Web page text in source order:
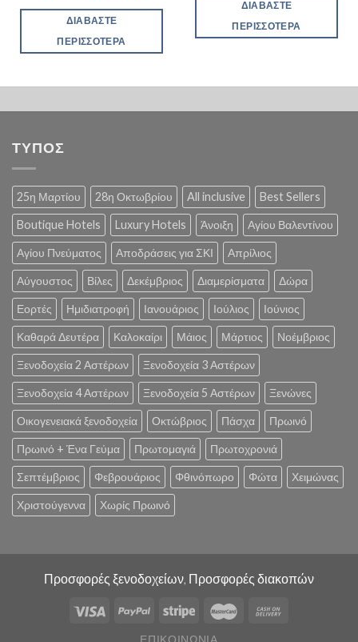
ΔΙΑΒΆΣΤΕ
ΠΕΡΙΣΣΌΤΕΡΑ
ΔΙΑΒΆΣΤΕ
ΠΕΡΙΣΣΌΤΕΡΑ
ΤΥΠΟΣ
25η Μαρτίου 28η Οκτωβρίου All inclusive Best Sellers
Boutique Hotels Luxury Hotels Άνοιξη Αγίου Βαλεντίνου
Αγίου Πνεύματος Αποδράσεις για ΣΚΙ Απρίλιος
Αύγουστος Βίλες Δεκέμβριος Διαμερίσματα Δώρα
Εορτές Ημιδιατροφή Ιανουάριος Ιούλιος Ιούνιος
Καθαρά Δευτέρα Καλοκαίρι Μάιος Μάρτιος Νοέμβριος
Ξενοδοχεία 2 Αστέρων Ξενοδοχεία 3 Αστέρων
Ξενοδοχεία 4 Αστέρων Ξενοδοχεία 5 Αστέρων Ξενώνες
Οικογενειακά ξενοδοχεία Οκτώβριος Πάσχα Πρωινό
Πρωινό + Ένα Γεύμα Πρωτομαγιά Πρωτοχρονιά
Σεπτέμβριος Φεβρουάριος Φθινόπωρο Φώτα Χειμώνας
Χριστούγεννα Χωρίς Πρωινό
Προσφορές ξενοδοχείων, Προσφορές διακοπών